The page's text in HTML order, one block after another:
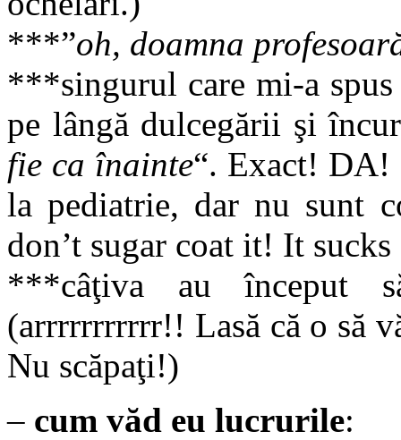
***”oh, doamna
***singurul care mi-a spus
pe lângă dulcegării şi
fie ca înainte“. Exact! DA!
la pediatrie, dar nu sunt
don’t sugar coat it! It
***câţiva au început
(arrrrrrrrrrr!! Lasă că o să
Nu scăpaţi!)
– cum văd eu lucrurile: